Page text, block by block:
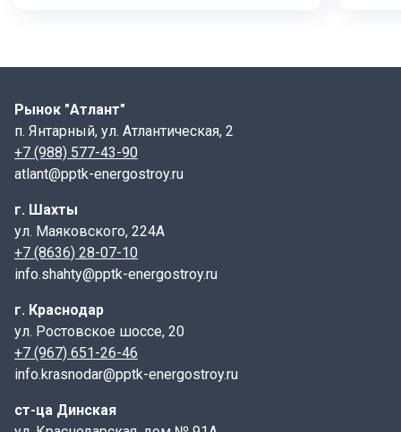
Рынок "Атлант"
п. Янтарный, ул. Атлантическая, 2
+7 (988) 577-43-90
atlant@pptk-energostroy.ru
г. Шахты
ул. Маяковского, 224А
+7 (8636) 28-07-10
info.shahty@pptk-energostroy.ru
г. Краснодар
ул. Ростовское шоссе, 20
+7 (967) 651-26-46
info.krasnodar@pptk-energostroy.ru
ст-ца Динская